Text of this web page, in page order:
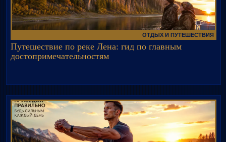
ОТДЫХ И ПУТЕШЕСТВИЯ
Путешествие по реке Лена: гид по главным
достопримечательностям